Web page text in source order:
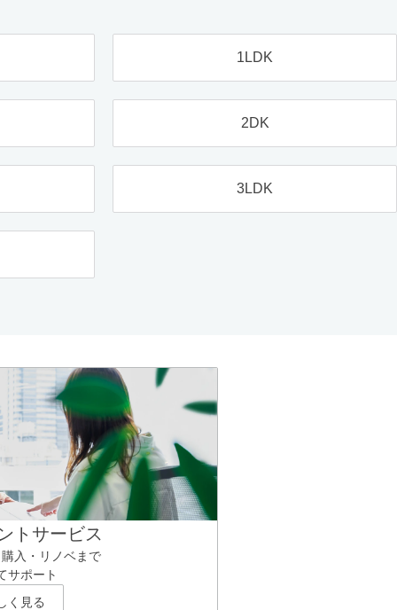
1LDK
2DK
3LDK
トサービス
入・リノベまで
サポート
く見る